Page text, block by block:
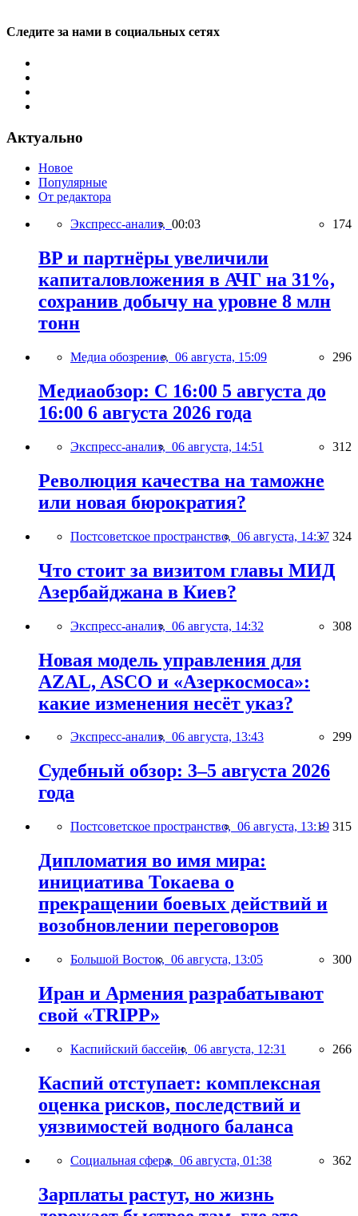
Следите за нами в социальных сетях
Актуально
Новое
Популярные
От редактора
Экспресс-анализ, 00:03 174
BP и партнёры увеличили
капиталовложения в АЧГ на 31%,
сохранив добычу на уровне 8 млн
тонн
Медиа обозрение, 06 августа, 15:09 296
Медиаобзор: С 16:00 5 августа до
16:00 6 августа 2026 года
Экспресс-анализ, 06 августа, 14:51 312
Революция качества на таможне
или новая бюрократия?
Постсоветское пространство, 06 августа, 14:37 324
Что стоит за визитом главы МИД
Азербайджана в Киев?
Экспресс-анализ, 06 августа, 14:32 308
Новая модель управления для
AZAL, ASCO и «Азеркосмоса»:
какие изменения несёт указ?
Экспресс-анализ, 06 августа, 13:43 299
Судебный обзор: 3–5 августа 2026
года
Постсоветское пространство, 06 августа, 13:19 315
Дипломатия во имя мира:
инициатива Токаева о
прекращении боевых действий и
возобновлении переговоров
Большой Восток, 06 августа, 13:05 300
Иран и Армения разрабатывают
свой «TRIPP»
Каспийский бассейн, 06 августа, 12:31 266
Каспий отступает: комплексная
оценка рисков, последствий и
уязвимостей водного баланса
Социальная сфера, 06 августа, 01:38 362
Зарплаты растут, но жизнь